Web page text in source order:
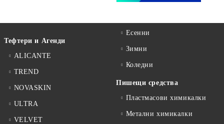
Тефтери и Агенди
ALICANTE
TREND
NOVASKIN
ULTRA
VELVET
Есенни
Зимни
Коледни
Пишещи средства
Пластмасови химикалки
Метални химикалки